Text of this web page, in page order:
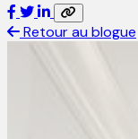
Retour au blogue